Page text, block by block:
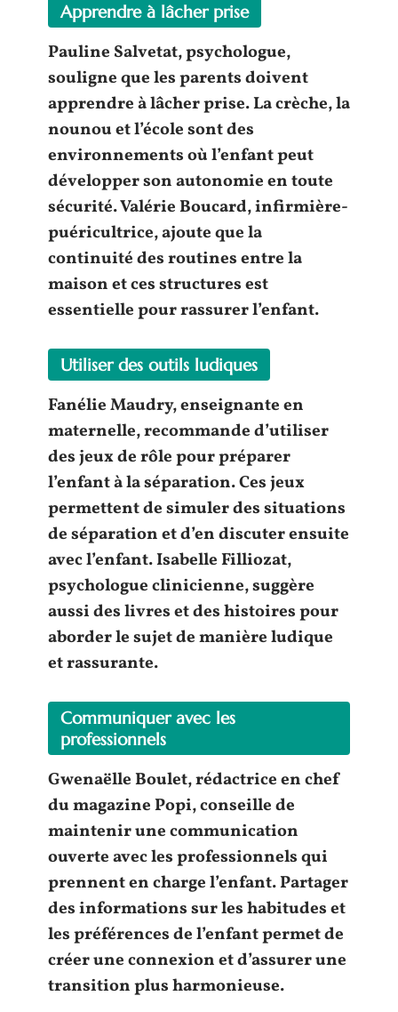
Apprendre à lâcher prise
Pauline Salvetat, psychologue,
souligne que lesparentsdoivent
apprendre àlâcher prise. La crèche, la
nounou et l’école sont des
environnements où l’enfantpeut
développer sonautonomieen toute
sécurité. Valérie Boucard, infirmière-
puéricultrice, ajoute que la
continuitédes routines entre la
maison et ces structures est
essentielle pour rassurer l’enfant.
Utiliser des outils ludiques
Fanélie Maudry, enseignante en
maternelle, recommande d’utiliser
desjeux de rôlepour préparer
l’enfantà la séparation. Ces jeux
permettent de simuler des situations
deséparationet d’en discuter ensuite
avec l’enfant. Isabelle Filliozat,
psychologue clinicienne, suggère
aussi des livres et des histoires pour
aborder le sujet de manière ludique
et rassurante.
Communiquer avec les
professionnels
Gwenaëlle Boulet, rédactrice en chef
du magazine Popi, conseille de
maintenir une communication
ouverte avec lesprofessionnelsqui
prennent en charge l’enfant. Partager
des informations sur leshabitudeset
lespréférencesde l’enfantpermet de
créer uneconnexionet d’assurer une
transition plus harmonieuse.